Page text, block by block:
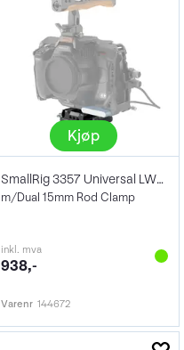
Kjøp
SmallRig 3357 Universal LWS Baseplate
m/Dual 15mm Rod Clamp
inkl. mva
938,-
Varenr 144672